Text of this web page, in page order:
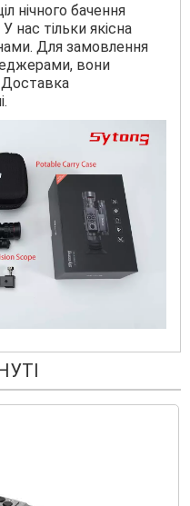
нічного бачення
нас тільки якісна
Для замовлення
вони